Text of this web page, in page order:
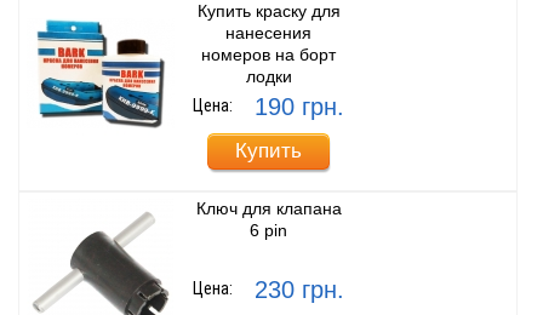
Купить краску для
нанесения
номеров на борт
лодки
Цена:
190 грн.
Купить
Ключ для клапана
6 pin
Цена: 230 грн.